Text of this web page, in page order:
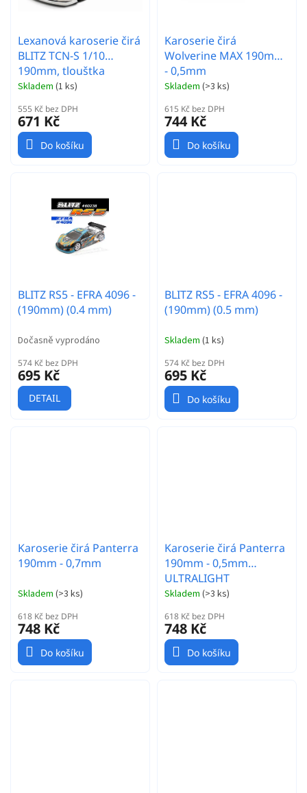
ů
Lexanová karoserie čirá
BLITZ TCN-S 1/10
190mm, tlouštka
0,7mm (EFRA 4083)
Skladem (1 ks)
555 Kč bez DPH
671 Kč
Do košíku
Karoserie čirá
Wolverine MAX 190mm
- 0,5mm
Skladem (>3 ks)
615 Kč bez DPH
744 Kč
Do košíku
BLITZ RS5 - EFRA 4096 -
(190mm) (0.4 mm)
Dočasně vyprodáno
574 Kč bez DPH
695 Kč
DETAIL
BLITZ RS5 - EFRA 4096 -
(190mm) (0.5 mm)
Skladem (1 ks)
574 Kč bez DPH
695 Kč
Do košíku
Karoserie čirá Panterra
190mm - 0,7mm
Skladem (>3 ks)
618 Kč bez DPH
748 Kč
Do košíku
Karoserie čirá Panterra
190mm - 0,5mm
ULTRALIGHT
Skladem (>3 ks)
618 Kč bez DPH
748 Kč
Do košíku